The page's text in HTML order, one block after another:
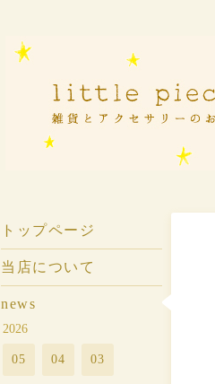
トップページ
当店について
news
2026
05 04 03